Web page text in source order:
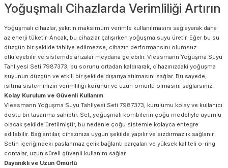
Yoğuşmalı Cihazlarda Verimliliği Artırın
Yoğuşmalı cihazlar, yakıtın maksimum verimle kullanılmasını sağlayarak daha
az enerji tüketir. Ancak, bu cihazlar çalışırken yoğuşma suyu üretir. Eğer bu su
düzgün bir şekilde tahliye edilmezse, cihazın performansını olumsuz
etkileyebilir ve sistemde arızalar meydana gelebilir. Viessmann Yoğuşma Suyu
Tahliyesi Seti 7987373, bu sorunu ortadan kaldırarak, cihazınızdaki yoğuşma
suyunun düzgün ve etkili bir şekilde dışarıya atılmasını sağlar. Bu sayede,
ısıtma sisteminizin verimliliği korunur ve uzun ömürlü olmasını sağlarsınız.
Kolay Kurulum ve Güvenli Kullanım
Viessmann Yoğuşma Suyu Tahliyesi Seti 7987373, kurulumu kolay ve kullanıcı
dostu bir tasarıma sahiptir. Set, yoğuşmalı kombilerin çoğu modeliyle uyumlu
olacak şekilde üretilmiştir, bu nedenle çoğu sistemle kolayca entegre
edilebilir. Bağlantılar, cihazınıza uygun şekilde yapılır ve sızdırmazlık sağlanır.
Setin içeriğindeki paslanmaz çelik bağlantı parçaları ve yüksek kaliteli o-ring
contalar, uzun süreli güvenli kullanım sağlar.
Dayanıklı ve Uzun Ömürlü